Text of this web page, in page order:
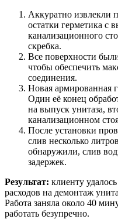
Аккуратно извлекли
остатки герметика с
канализационного
скребка.
Все поверхности
чтобы обеспечить
соединения.
Новая армированная
Один её конец
на выпуск унитаза,
канализационном
После установки
слив несколько
обнаружили, слив
задержек.
Результат: клиенту
расходов на демонтаж
Работа заняла около 40
работать безупречно.